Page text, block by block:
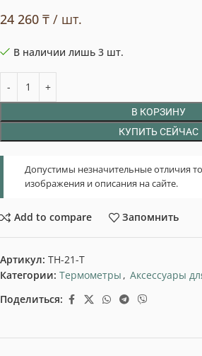
24 260 ₸ / шт.
В наличии лишь 3 шт.
В КОРЗИНУ
КУПИТЬ СЕЙЧАС
Допустимы незначительные отличия
изображения и описания на сайте.
Add to compare Запомнить
Артикул: ТН-21-Т
Категории: Термометры , Аксессуары
Поделиться: